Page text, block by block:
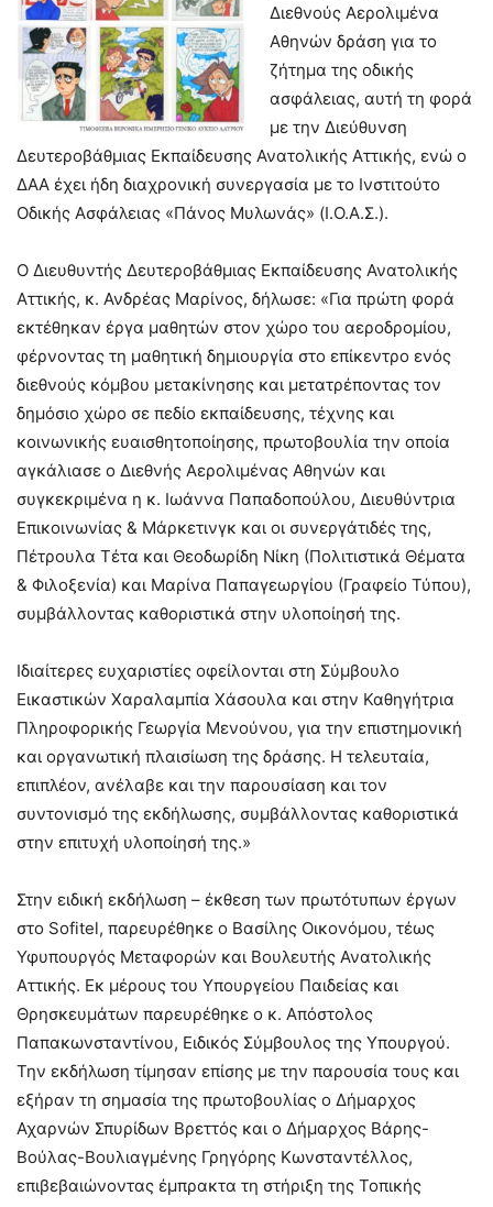
Διεθνούς Αερολιμένα
Αθηνών δράση για το
ζήτημα της οδικής
ασφάλειας, αυτή τη φορά
με την Διεύθυνση
Δευτεροβάθμιας Εκπαίδευσης Ανατολικής Αττικής, ενώ ο
ΔΑΑ έχει ήδη διαχρονική συνεργασία με το Ινστιτούτο
Οδικής Ασφάλειας «Πάνος Μυλωνάς» (Ι.Ο.Α.Σ.).
Ο Διευθυντής Δευτεροβάθμιας Εκπαίδευσης Ανατολικής
Αττικής, κ. Ανδρέας Μαρίνος, δήλωσε: «Για πρώτη φορά
εκτέθηκαν έργα μαθητών στον χώρο του αεροδρομίου,
φέρνοντας τη μαθητική δημιουργία στο επίκεντρο ενός
διεθνούς κόμβου μετακίνησης και μετατρέποντας τον
δημόσιο χώρο σε πεδίο εκπαίδευσης, τέχνης και
κοινωνικής ευαισθητοποίησης, πρωτοβουλία την οποία
αγκάλιασε ο Διεθνής Αερολιμένας Αθηνών και
συγκεκριμένα η κ. Ιωάννα Παπαδοπούλου, Διευθύντρια
Επικοινωνίας & Μάρκετινγκ και οι συνεργάτιδές της,
Πέτρουλα Τέτα και Θεοδωρίδη Νίκη (Πολιτιστικά Θέματα
& Φιλοξενία) και Μαρίνα Παπαγεωργίου (Γραφείο Τύπου),
συμβάλλοντας καθοριστικά στην υλοποίησή της.
Ιδιαίτερες ευχαριστίες οφείλονται στη Σύμβουλο
Εικαστικών Χαραλαμπία Χάσουλα και στην Καθηγήτρια
Πληροφορικής Γεωργία Μενούνου, για την επιστημονική
και οργανωτική πλαισίωση της δράσης. Η τελευταία,
επιπλέον, ανέλαβε και την παρουσίαση και τον
συντονισμό της εκδήλωσης, συμβάλλοντας καθοριστικά
στην επιτυχή υλοποίησή της.»
Στην ειδική εκδήλωση – έκθεση των πρωτότυπων έργων
στο Sofitel, παρευρέθηκε ο Βασίλης Οικονόμου, τέως
Υφυπουργός Μεταφορών και Βουλευτής Ανατολικής
Αττικής. Εκ μέρους του Υπουργείου Παιδείας και
Θρησκευμάτων παρευρέθηκε ο κ. Απόστολος
Παπακωνσταντίνου, Ειδικός Σύμβουλος της Υπουργού.
Την εκδήλωση τίμησαν επίσης με την παρουσία τους και
εξήραν τη σημασία της πρωτοβουλίας ο Δήμαρχος
Αχαρνών Σπυρίδων Βρεττός και ο Δήμαρχος Βάρης-
Βούλας-Βουλιαγμένης Γρηγόρης Κωνσταντέλλος,
επιβεβαιώνοντας έμπρακτα τη στήριξη της Τοπικής